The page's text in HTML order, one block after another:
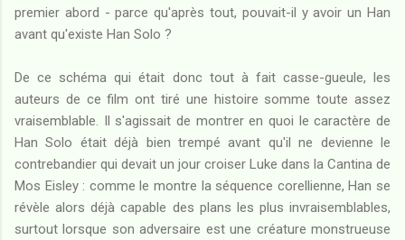
premier abord - parce qu'après tout, pouvait-il y avoir un Han
avant qu'existe Han Solo ?
De ce schéma qui était donc tout à fait casse-gueule, les
auteurs de ce film ont tiré une histoire somme toute assez
vraisemblable. Il s'agissait de montrer en quoi le caractère de
Han Solo était déjà bien trempé avant qu'il ne devienne le
contrebandier qui devait un jour croiser Luke dans la Cantina de
Mos Eisley : comme le montre la séquence corellienne, Han se
révèle alors déjà capable des plans les plus invraisemblables,
surtout lorsque son adversaire est une créature monstrueuse